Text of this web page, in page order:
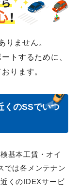
りません。
トするために、
ります。
くのSSでいつ
基本工賃・オイ
では各メンテナン
くのIDEXサービ